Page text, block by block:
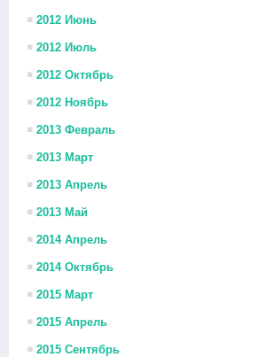
2012 Июнь
2012 Июль
2012 Октябрь
2012 Ноябрь
2013 Февраль
2013 Март
2013 Апрель
2013 Май
2014 Апрель
2014 Октябрь
2015 Март
2015 Апрель
2015 Сентябрь